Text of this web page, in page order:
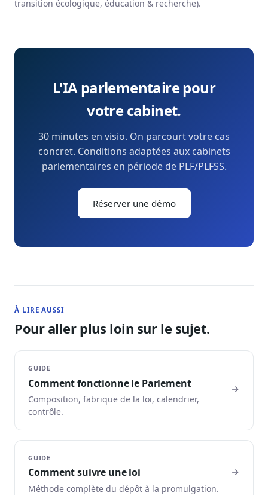
transition écologique, éducation & recherche).
L'IA parlementaire pour
votre cabinet.
30 minutes en visio. On parcourt votre cas
concret. Conditions adaptées aux cabinets
parlementaires en période de PLF/PLFSS.
Réserver une démo
À LIRE AUSSI
Pour aller plus loin sur le sujet.
GUIDE
Comment fonctionne le Parlement
Composition, fabrique de la loi, calendrier,
contrôle.
GUIDE
Comment suivre une loi
Méthode complète du dépôt à la promulgation.